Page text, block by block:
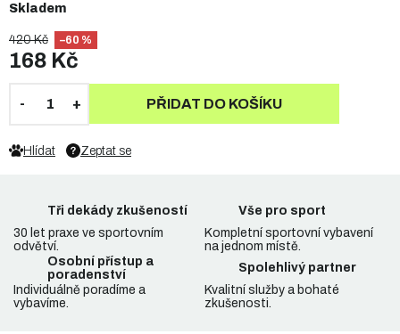
420 Kč –60 %
168 Kč
Skladem
PŘIDAT DO KOŠÍKU
Zeptat se
Hlídat
Tři dekády zkušeností
30 let praxe ve sportovním
odvětví.
Vše pro sport
Kompletní sportovní vybavení
na jednom místě.
Osobní přístup a
poradenství
Individuálně poradíme a
vybavíme.
Spolehlivý partner
Kvalitní služby a bohaté
zkušenosti.